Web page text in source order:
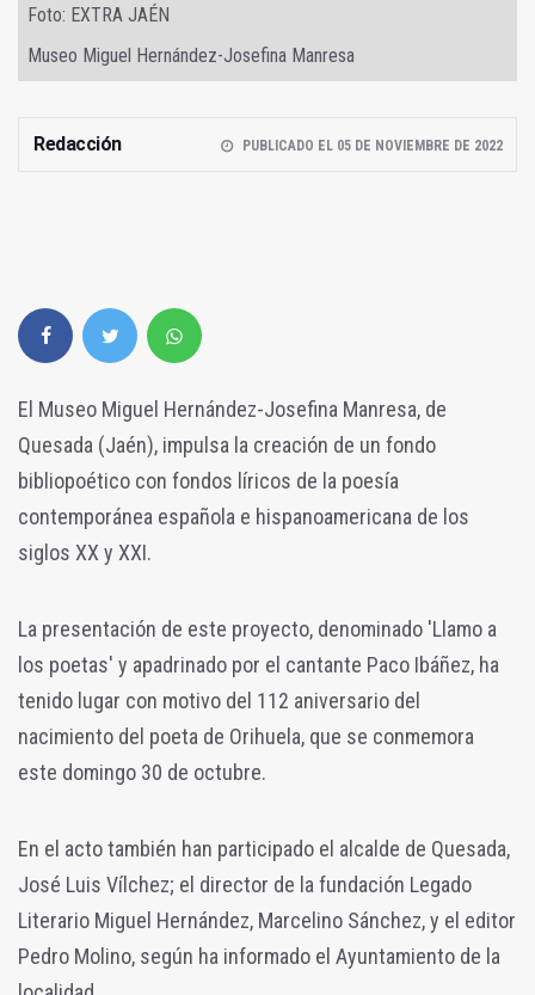
Foto: EXTRA JAÉN
Museo Miguel Hernández-Josefina Manresa
Redacción PUBLICADO EL 05 DE NOVIEMBRE DE 2022
El Museo Miguel Hernández-Josefina Manresa, de
Quesada (Jaén), impulsa la creación de un fondo
bibliopoético con fondos líricos de la poesía
contemporánea española e hispanoamericana de los
siglos XX y XXI.
La presentación de este proyecto, denominado 'Llamo a
los poetas' y apadrinado por el cantante Paco Ibáñez, ha
tenido lugar con motivo del 112 aniversario del
nacimiento del poeta de Orihuela, que se conmemora
este domingo 30 de octubre.
En el acto también han participado el alcalde de Quesada,
José Luis Vílchez; el director de la fundación Legado
Literario Miguel Hernández, Marcelino Sánchez, y el editor
Pedro Molino, según ha informado el Ayuntamiento de la